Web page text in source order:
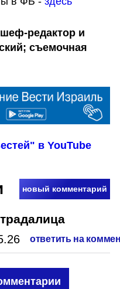
редактор и
съемочная
в YouTube
новый комментарий
ответить на